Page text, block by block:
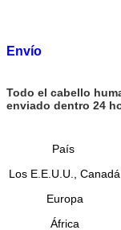
Envío
Todo el cabello
enviado dentro 24
País
Los E.E.U.U., Canadá
Europa
África